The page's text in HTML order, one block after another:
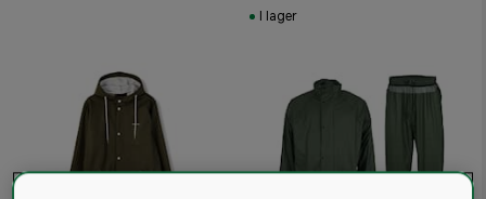
I lager